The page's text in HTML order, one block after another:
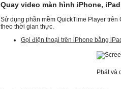
Quay video màn hình iPhone,
Sử dụng phần mềm QuickTime Player
theo thời gian thực.
Gọi điện thoại trên iPhone bằng
Phát và